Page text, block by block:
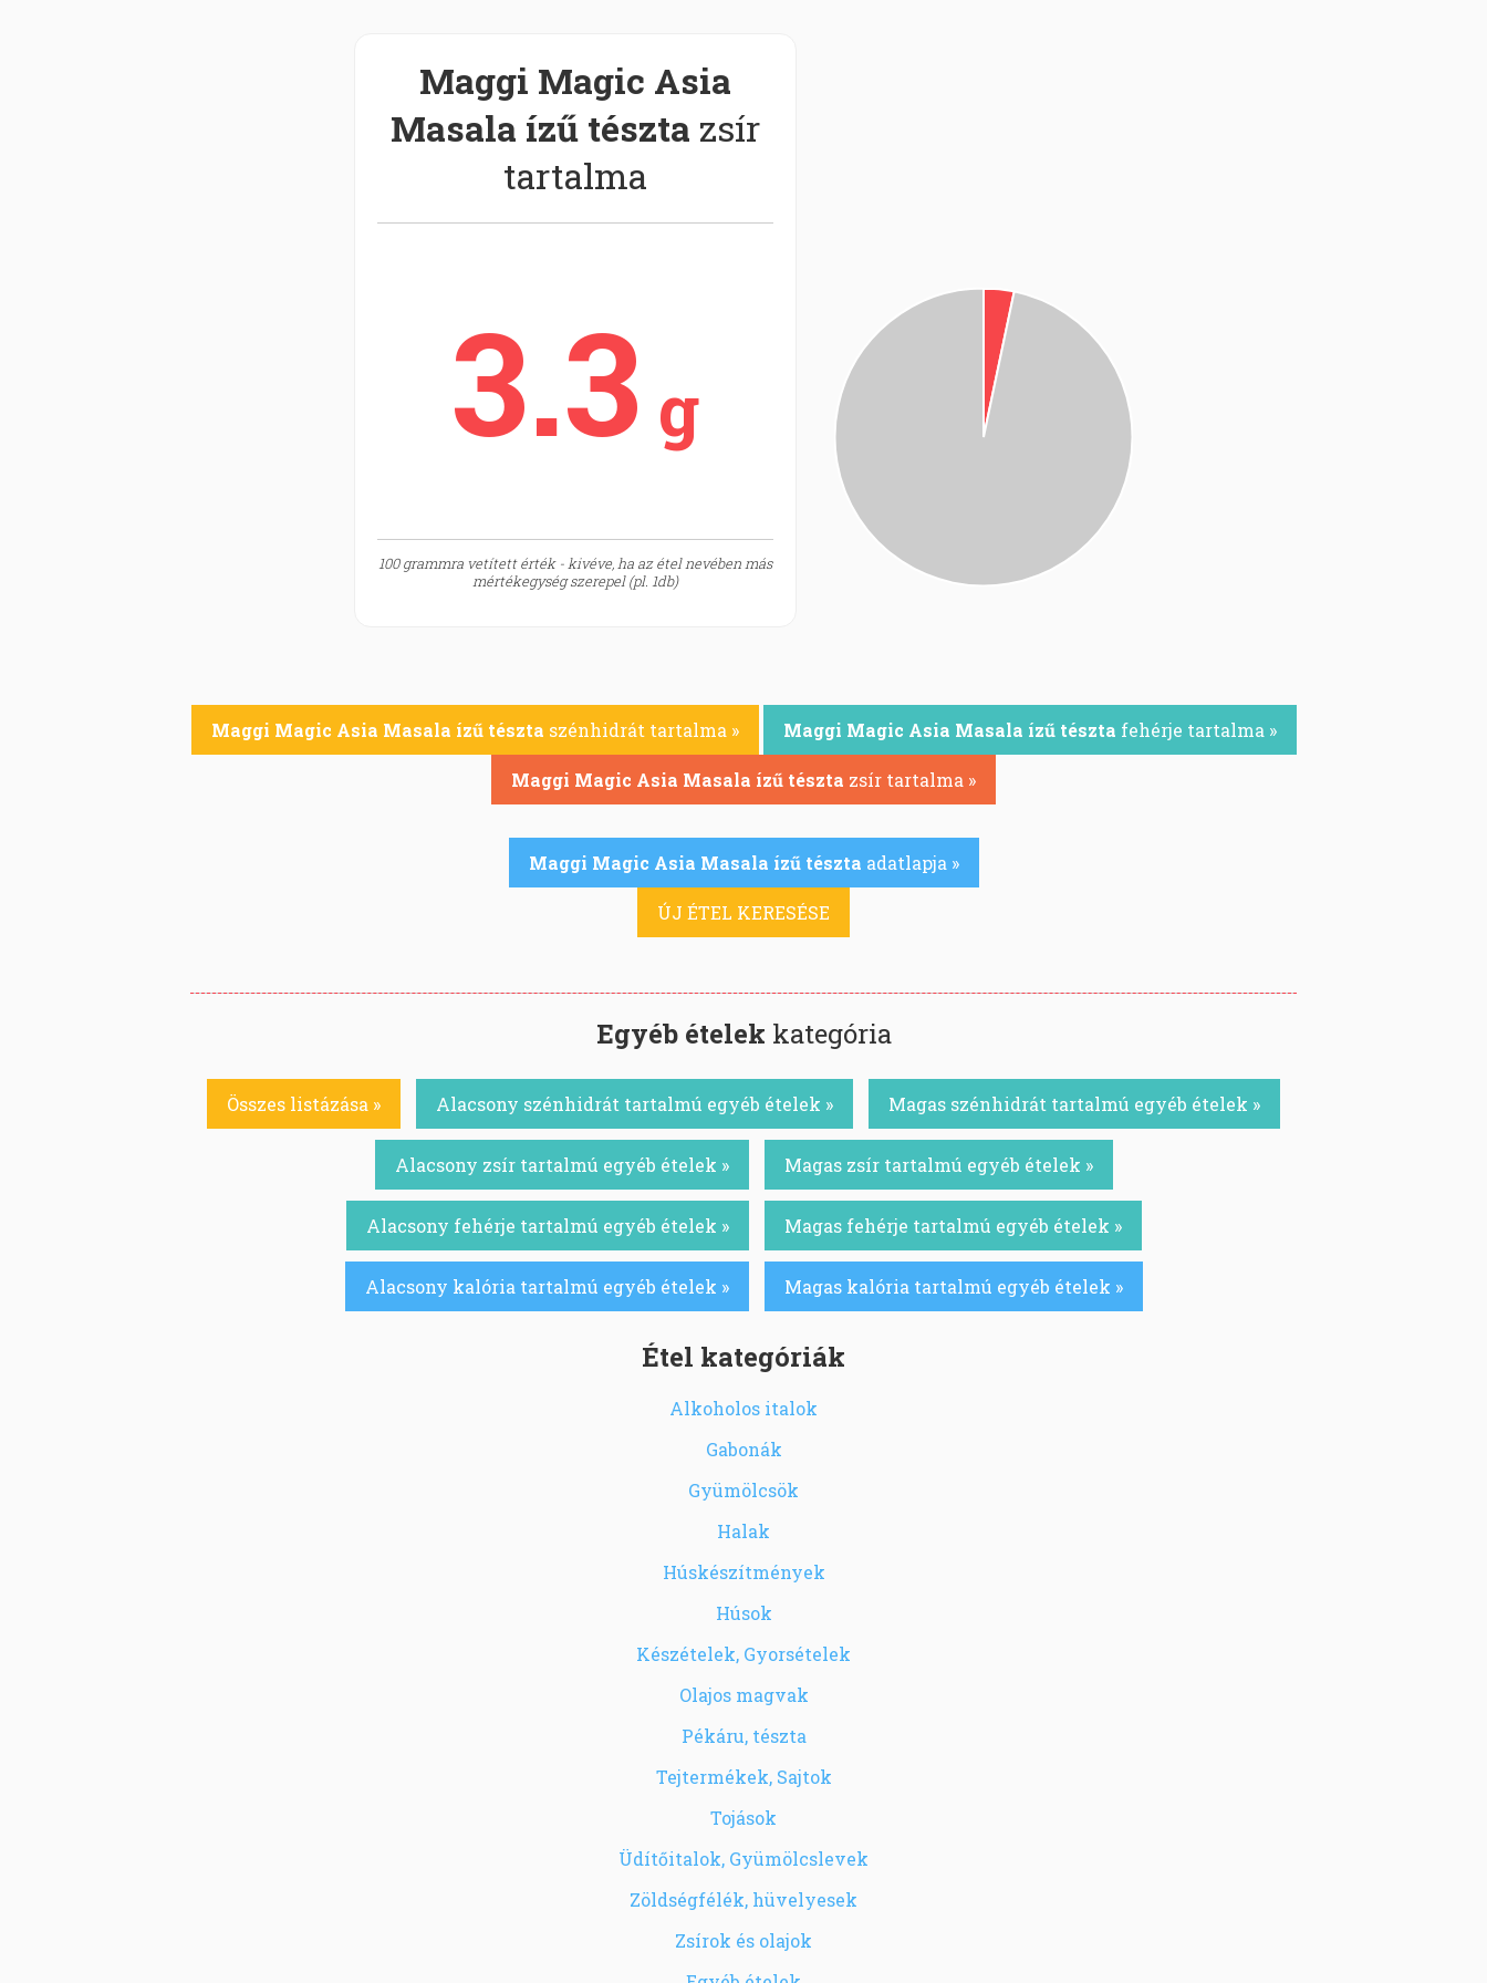
Maggi Magic Asia
Masala ízű tészta zsír
tartalma
3.3 g
100 grammra vetített érték - kivéve, ha az étel nevében más
mértékegység szerepel (pl. 1db)
Maggi Magic Asia Masala ízű tészta szénhidrát tartalma » Maggi Magic Asia Masala ízű tészta fehérje tartalma »
Maggi Magic Asia Masala ízű tészta zsír tartalma »
Maggi Magic Asia Masala ízű tészta adatlapja »
ÚJ ÉTEL KERESÉSE
Egyéb ételek kategória
Összes listázása » Alacsony szénhidrát tartalmú egyéb ételek » Magas szénhidrát tartalmú egyéb ételek »
Alacsony zsír tartalmú egyéb ételek » Magas zsír tartalmú egyéb ételek »
Alacsony fehérje tartalmú egyéb ételek » Magas fehérje tartalmú egyéb ételek »
Alacsony kalória tartalmú egyéb ételek » Magas kalória tartalmú egyéb ételek »
Étel kategóriák
Alkoholos italok
Gabonák
Gyümölcsök
Halak
Húskészítmények
Húsok
Készételek, Gyorsételek
Olajos magvak
Pékáru, tészta
Tejtermékek, Sajtok
Tojások
Üdítőitalok, Gyümölcslevek
Zöldségfélék, hüvelyesek
Zsírok és olajok